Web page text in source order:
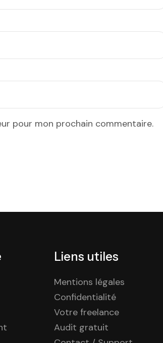
pour mon prochain commentaire.
Liens utiles
Mentions légales
Confidentialité
Votre freelance
Audit gratuit